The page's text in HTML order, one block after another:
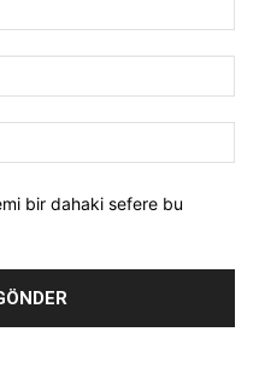
bir dahaki sefere bu